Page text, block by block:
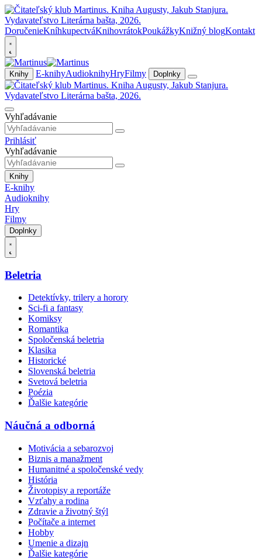
DoručenieKníhkupectváKnihovrátokPoukážkyKnižný blogKontakt
Knihy E-knihyAudioknihyHryFilmy Doplnky
Vyhľadávanie
Prihlásiť
Vyhľadávanie
Knihy
E-knihy
Audioknihy
Hry
Filmy
Doplnky
Beletria
Detektívky, trilery a horory
Sci-fi a fantasy
Komiksy
Romantika
Spoločenská beletria
Klasika
Historické
Slovenská beletria
Svetová beletria
Poézia
Ďalšie kategórie
Náučná a odborná
Motivácia a sebarozvoj
Biznis a manažment
Humanitné a spoločenské vedy
História
Životopisy a reportáže
Vzťahy a rodina
Zdravie a životný štýl
Počítače a internet
Hobby
Umenie a dizajn
Ďalšie kategórie